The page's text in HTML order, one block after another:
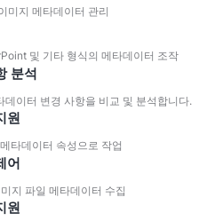
미지 메타데이터 관리
및 기타 형식의 메타데이터 조작
분석
데이터 변경 사항을 비교 및 ​​분석합니다.
원
타데이터 속성으로 작업
어
지 파일 메타데이터 수집
원